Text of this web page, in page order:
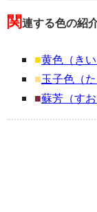
関連する色の紹
■黄色（き
■玉子色（
■蘇芳（す